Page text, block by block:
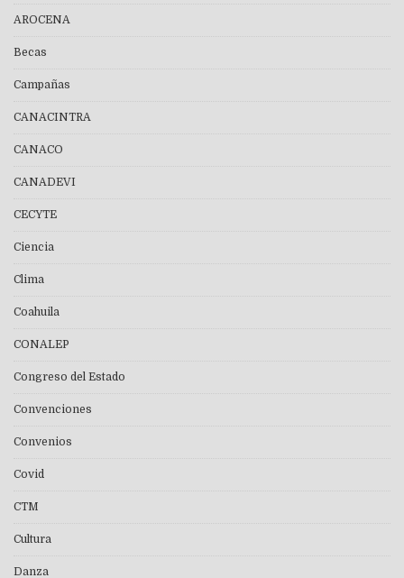
AROCENA
Becas
Campañas
CANACINTRA
CANACO
CANADEVI
CECYTE
Ciencia
Clima
Coahuila
CONALEP
Congreso del Estado
Convenciones
Convenios
Covid
CTM
Cultura
Danza